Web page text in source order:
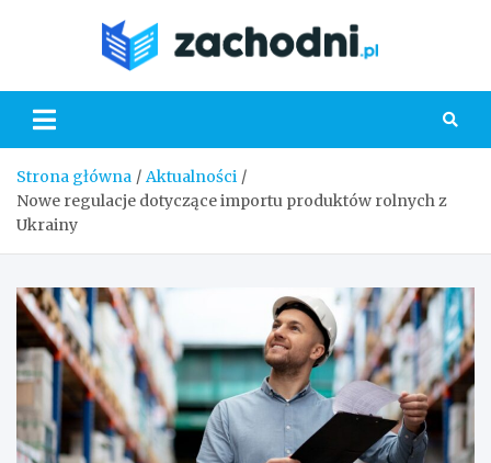
Strona główna
Aktualności
Nowe regulacje dotyczące importu produktów rolnych z
Ukrainy